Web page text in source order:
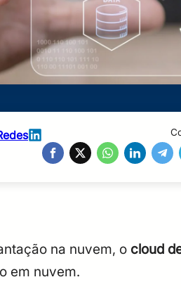
na nuvem, o cloud
em nuvem.